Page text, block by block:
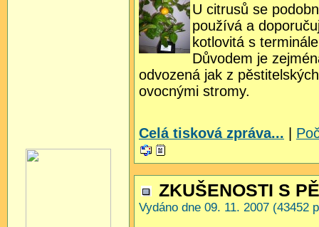
U citrusů se
používá a
kotlovitá s
Důvodem je
odvozená jak z
ovocnými stromy.
Celá tisková zpráva...
ZKUŠENOSTI S
Vydáno dne 09. 11. 2007 (43452